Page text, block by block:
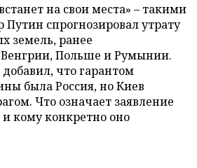
на свои места» – такими
спрогнозировал утрату
земель, ранее
Польше и Румынии.
что гарантом
была Россия, но Киев
Что означает заявление
и кому конкретно оно